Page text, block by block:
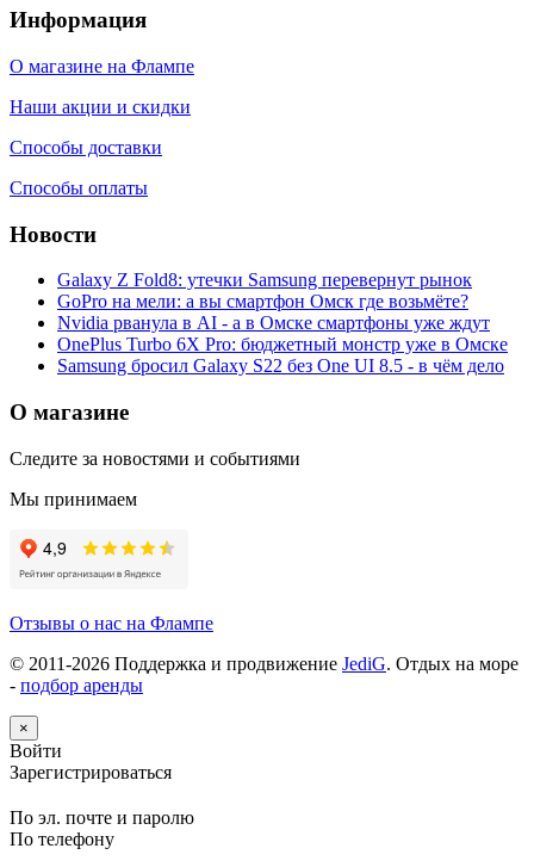
Информация
О магазине на Флампе
Наши акции и скидки
Способы доставки
Способы оплаты
Новости
Galaxy Z Fold8: утечки Samsung перевернут рынок
GoPro на мели: а вы смартфон Омск где возьмёте?
Nvidia рванула в AI - а в Омске смартфоны уже ждут
OnePlus Turbo 6X Pro: бюджетный монстр уже в Омске
Samsung бросил Galaxy S22 без One UI 8.5 - в чём дело
О магазине
Следите за новостями и событиями
Мы принимаем
Отзывы о нас на Флампе
© 2011-2026 Поддержка и продвижение JediG. Отдых на море
- подбор аренды
×
Войти
Зарегистрироваться
По эл. почте и паролю
По телефону